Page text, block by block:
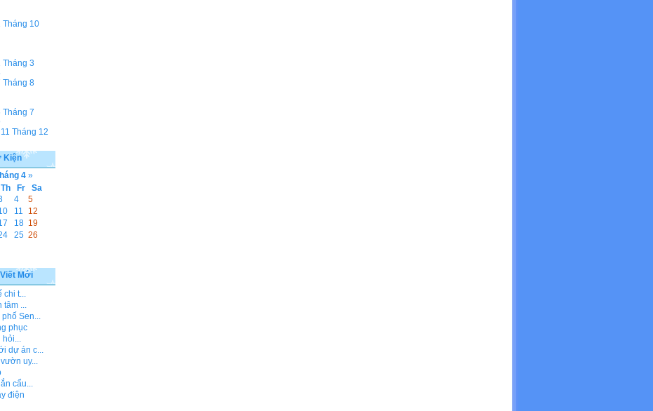
Tháng 10
Tháng 3
Tháng 8
Tháng 7
Tháng 12
Kiện
4 »
Th Fr
Sa
4
5
11
12
18 19
25 26
Mới
chi t...
tâm ...
Sen...
phục
hỏi...
dự án c...
uy...
cẩu...
điện